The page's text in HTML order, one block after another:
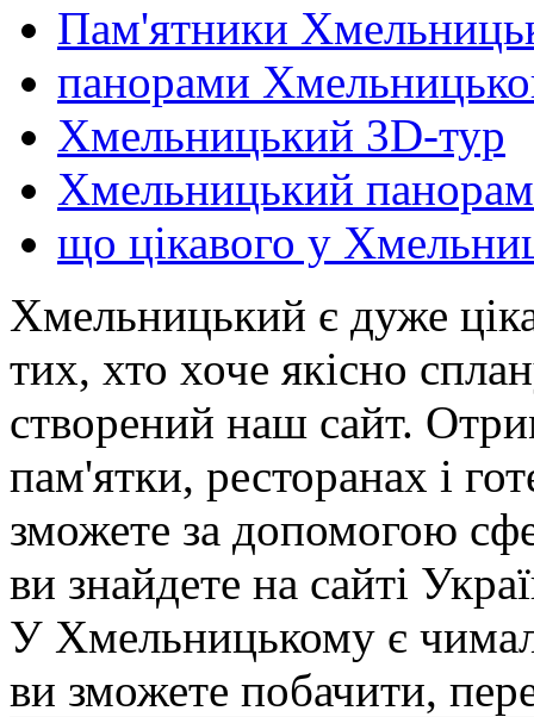
Пам'ятники
панорами
Хмельницький 3D-тур
Хмельницький
що цікавого у
Хмельницький є дуже
тих, хто хоче якісно
створений наш сайт.
пам'ятки, ресторанах і
зможете за допомогою
ви знайдете на сайті
У Хмельницькому є
ви зможете побачити,